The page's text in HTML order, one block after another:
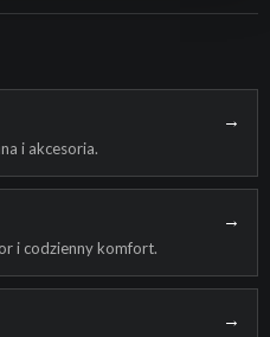
→
i akcesoria.
→
i codzienny komfort.
→